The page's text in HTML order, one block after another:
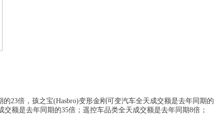
23倍， 孩之宝(Hasbro)变形金刚可变汽车全天成交额是去年同期的
交额是去年同期的35倍；遥控车品类全天成交额是去年同期8倍；